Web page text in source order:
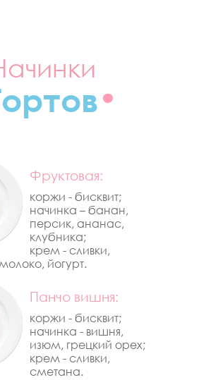
Фруктовая:
коржи - бисквит;
начинка – банан,
персик, ананас,
клубника;
крем - сливки,
йогурт.
Панчо вишня:
коржи - бисквит;
начинка - вишня,
изюм, грецкий орех;
крем - сливки,
сметана.